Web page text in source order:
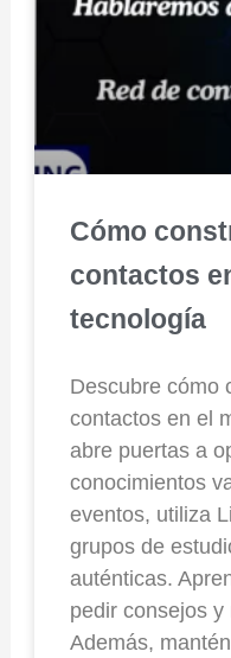
Cómo
contactos
tecnología
Descubre cómo
contactos en el
abre puertas a
conocimientos
eventos, utiliza
grupos de
auténticas.
pedir consejos
Además,